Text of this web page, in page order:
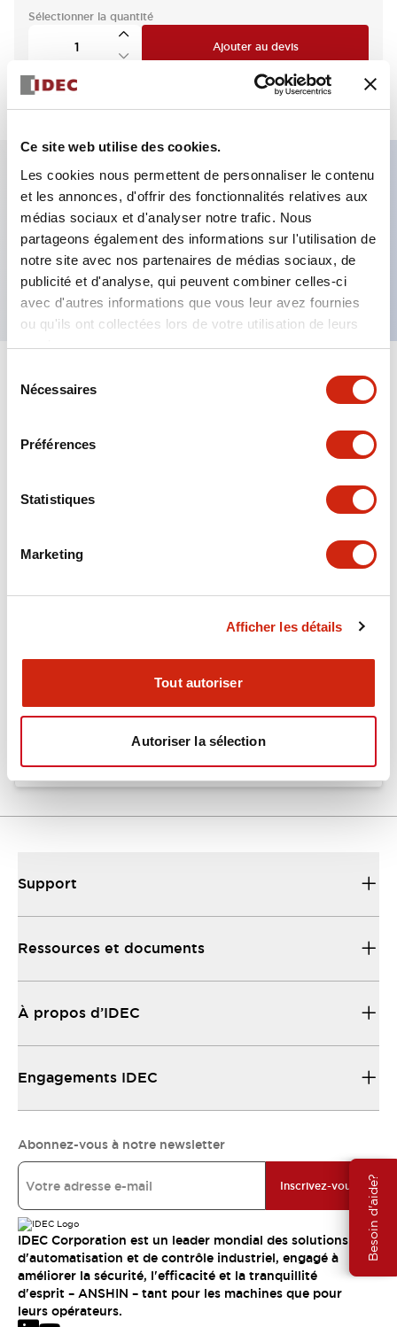
Ce site web utilise des cookies.
Les cookies nous permettent de personnaliser le contenu
et les annonces, d'offrir des fonctionnalités relatives aux
médias sociaux et d'analyser notre trafic. Nous
partageons également des informations sur l'utilisation de
notre site avec nos partenaires de médias sociaux, de
publicité et d'analyse, qui peuvent combiner celles-ci
avec d'autres informations que vous leur avez fournies
ou qu'ils ont collectées lors de votre utilisation de leurs
services.
Nécessaires
Préférences
Statistiques
Marketing
Afficher les détails
Tout autoriser
Autoriser la sélection
Besoin d'aide?
Sélectionner la quantité
Ajouter au devis
Caractéristiques clés
Bouton-poussoir champignon, contact 1NO,
borne à vis sécurisée pour les doigts, bouton jaune
Spécifications Tout développer+
EU2B Datasheet
Support
Ressources et documents
À propos d’IDEC
Engagements IDEC
Abonnez-vous à notre newsletter
Inscrivez-vous
IDEC Corporation est un leader mondial des solutions
d'automatisation et de contrôle industriel, engagé à
améliorer la sécurité, l'efficacité et la tranquillité
d'esprit – ANSHIN – tant pour les machines que pour
leurs opérateurs.